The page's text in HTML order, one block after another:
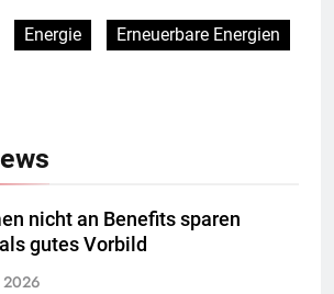
Energie
Erneuerbare Energien
nicht an Benefits sparen
gutes Vorbild